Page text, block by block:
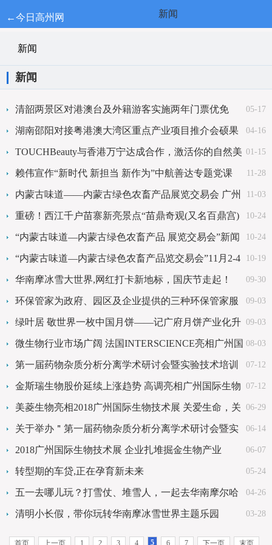
←今日高州网 新闻
新闻
新闻
05-17
清韶两景区对港澳台及外籍游客实施两年门票优免
04-16
湖南邵阳对接粤港澳大湾区重点产业项目推介会硕果
累累 01-15
TOUCHBeauty与香港万宁达成合作，激活你的自然美
11-28
赖伟宣作“新时代 新担当 新作为”中航善达专题党课
11-03
内蒙古味道——内蒙古绿色农畜产品展览交易会 广州
开幕 10-24
重磅！西江千户苗寨新亮景点“苗鼎奇观(又名百鼎宫)
免费开放 10-24
“内蒙古味道—内蒙古绿色农畜产品 展览交易会”新闻
发布会顺利举行！ 10-19
“内蒙古味道—内蒙古绿色农畜产品览交易会”11月2-4
日在广州交易会拉开帷幕！ 09-30
华南摩冰雪大世界,网红打卡新地标，国庆节走起！
09-03
环保管家为政府、园区及企业提供的三种环保管家服
务菜单广受好评 09-03
绿叶居 敬世界一枚中国月饼——记广府月饼产业化升
级发展侧记 08-03
微生物行业市场广阔 法国INTERSCIENCE亮相广州国
际生物技术展 07-12
第一届药物杂质分析分离学术研讨会暨实验技术培训
班通知（第二轮） 07-12
金斯瑞生物股价延续上涨趋势 高调亮相广州国际生物
技术展 06-29
美菱生物亮相2018广州国际生物技术展 关爱生命，关
注健康！ 06-14
关于举办＂第一届药物杂质分析分离学术研讨会暨实
验技术培训班通知(第一轮)＂的通知 06-07
2018广州国际生物技术展 企业扎堆掘金生物产业
05-24
转型期的车贷,正在孕育新未来
04-26
五一去哪儿玩？打雪仗、堆雪人，一起去华南摩尔哈
尔滨冰雪大世界吧！ 03-28
清明小长假，带你玩转华南摩冰雪世界主题乐园
首页 上一页 1 2 3 4 5 6 7 下一页 末页